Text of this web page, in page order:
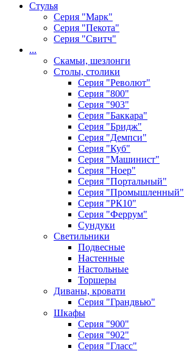
Стулья
Серия "Марк"
Серия "Пекота"
Серия "Свитч"
...
Скамьи, шезлонги
Столы, столики
Серия "Револют"
Серия "800"
Серия "903"
Серия "Баккара"
Серия "Бридж"
Серия "Демпси"
Серия "Куб"
Серия "Машинист"
Серия "Ноер"
Серия "Портальный"
Серия "Промышленный"
Серия "РК10"
Серия "Феррум"
Сундуки
Светильники
Подвесные
Настенные
Настольные
Торшеры
Диваны, кровати
Серия "Грандвью"
Шкафы
Серия "900"
Серия "902"
Серия "Гласс"